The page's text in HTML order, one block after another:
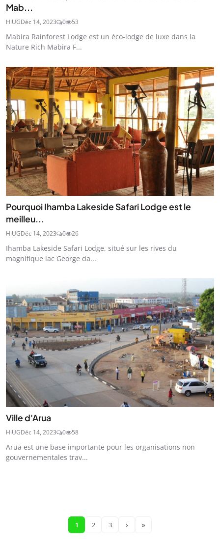
Mab...
HiUGDéc 14, 2023 0 53
Mabira Rainforest Lodge est un éco-lodge de luxe dans la
Nature Rich Mabira F...
Pourquoi Ihamba Lakeside Safari Lodge est le
meilleu...
HiUGDéc 14, 2023 0 26
Ihamba Lakeside Safari Lodge, situé sur les rives du
magnifique lac George da...
Ville d'Arua
HiUGDéc 14, 2023 0 58
Arua est une base importante pour les organisations non
gouvernementales trav...
1 2 3 › »